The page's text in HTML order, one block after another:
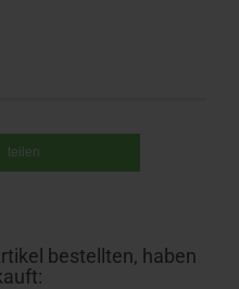
teilen
bestellten, haben